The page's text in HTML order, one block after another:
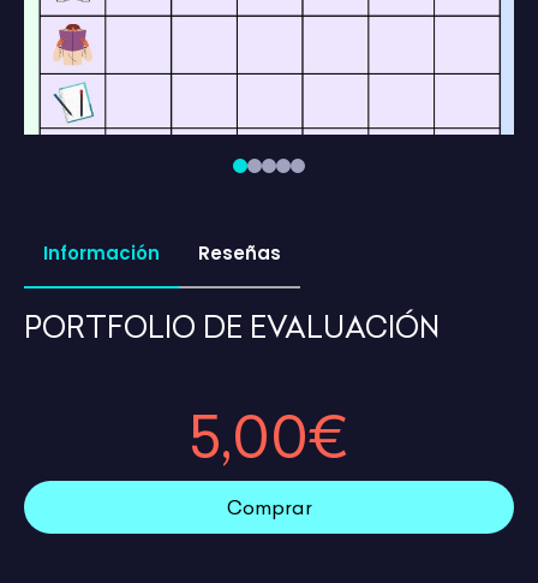
Información Reseñas
PORTFOLIO DE EVALUACIÓN
5,00€
Comprar